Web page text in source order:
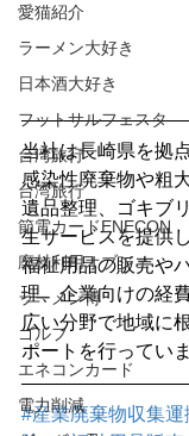
愛猫紹介
ラーメン大好き
日本酒大好き
フットサルフェスタ
台湾旅行
台湾旅行
節電カードENECON
廃材利用オブジェ
ラーメン博
ゴルフ
エネコンカード
電力削減
当社は長崎県を拠
感染性廃棄物や粗
遺品整理、ゴキブ
生サービスを提供
福祉用品の販売や
理、企業向けの経
広い分野で地域に
ポートを行っていま
#産業廃棄物収集運